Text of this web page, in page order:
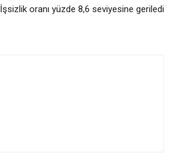
İşsizlik oranı yüzde 8,6 seviyesine geriledi